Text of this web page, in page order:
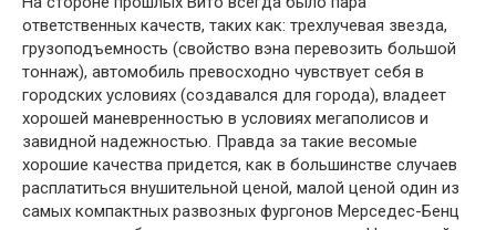
ответственных качеств, таких как: трехлучевая звезда,
грузоподъемность (свойство вэна перевозить большой
тоннаж), автомобиль превосходно чувствует себя в
городских условиях (создавался для города), владеет
хорошей маневренностью в условиях мегаполисов и
завидной надежностью. Правда за такие весомые
хорошие качества придется, как в большинстве случаев
расплатиться внушительной ценой, малой ценой один из
самых компактных развозных фургонов Мерседес-Бенц